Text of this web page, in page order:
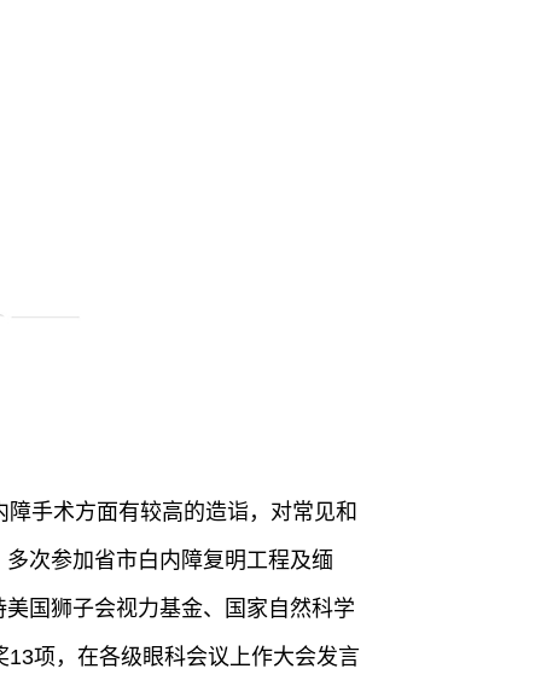
手术方面有较高的造诣，对常见和
次参加省市白内障复明工程及缅
国狮子会视力基金、国家自然科学
项，在各级眼科会议上作大会发言